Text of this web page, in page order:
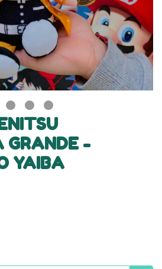
GRANDE -
YAIBA